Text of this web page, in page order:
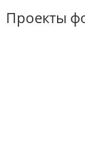
Проекты